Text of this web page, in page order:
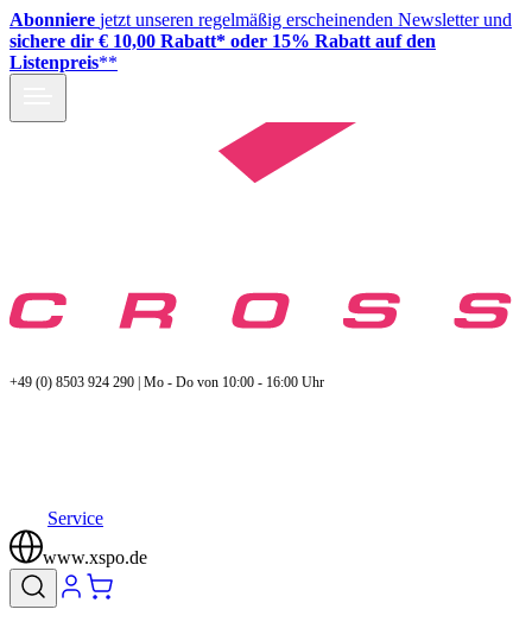
Abonniere jetzt unseren regelmäßig erscheinenden Newsletter und
sichere dir € 10,00 Rabatt* oder 15% Rabatt auf den
Listenpreis**
+49 (0) 8503 924 290 | Mo - Do von 10:00 - 16:00 Uhr
Service
www.xspo.de